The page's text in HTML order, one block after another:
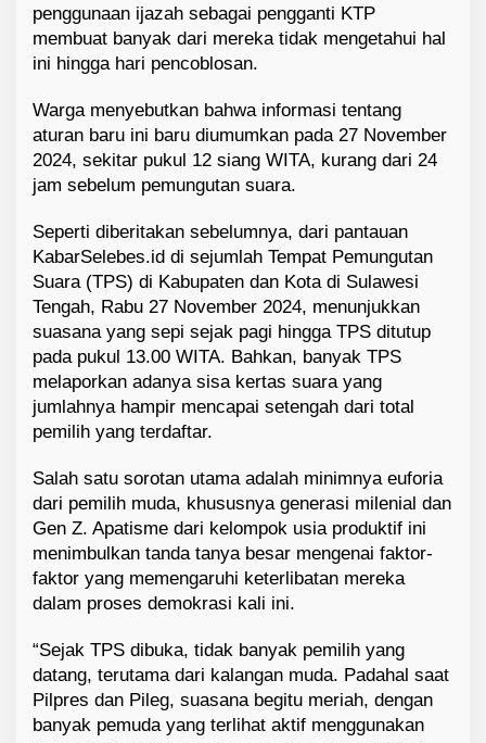
penggunaan ijazah sebagai pengganti KTP
membuat banyak dari mereka tidak mengetahui hal
ini hingga hari pencoblosan.
Warga menyebutkan bahwa informasi tentang
aturan baru ini baru diumumkan pada 27 November
2024, sekitar pukul 12 siang WITA, kurang dari 24
jam sebelum pemungutan suara.
Seperti diberitakan sebelumnya, dari pantauan
KabarSelebes.id di sejumlah Tempat Pemungutan
Suara (TPS) di Kabupaten dan Kota di Sulawesi
Tengah, Rabu 27 November 2024, menunjukkan
suasana yang sepi sejak pagi hingga TPS ditutup
pada pukul 13.00 WITA. Bahkan, banyak TPS
melaporkan adanya sisa kertas suara yang
jumlahnya hampir mencapai setengah dari total
pemilih yang terdaftar.
Salah satu sorotan utama adalah minimnya euforia
dari pemilih muda, khususnya generasi milenial dan
Gen Z. Apatisme dari kelompok usia produktif ini
menimbulkan tanda tanya besar mengenai faktor-
faktor yang memengaruhi keterlibatan mereka
dalam proses demokrasi kali ini.
“Sejak TPS dibuka, tidak banyak pemilih yang
datang, terutama dari kalangan muda. Padahal saat
Pilpres dan Pileg, suasana begitu meriah, dengan
banyak pemuda yang terlihat aktif menggunakan